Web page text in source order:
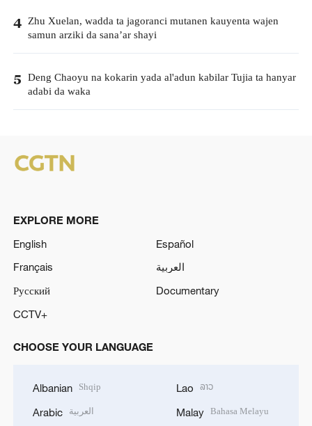
4 Zhu Xuelan, wadda ta jagoranci mutanen kauyenta wajen
samun arziki da sana’ar shayi
5 Deng Chaoyu na kokarin yada al'adun kabilar Tujia ta hanyar
adabi da waka
EXPLORE MORE
English
Español
Français
العربية
Русский
Documentary
CCTV+
CHOOSE YOUR LANGUAGE
Albanian Shqip
Arabic العربية
Lao ລາວ
Malay Bahasa Melayu